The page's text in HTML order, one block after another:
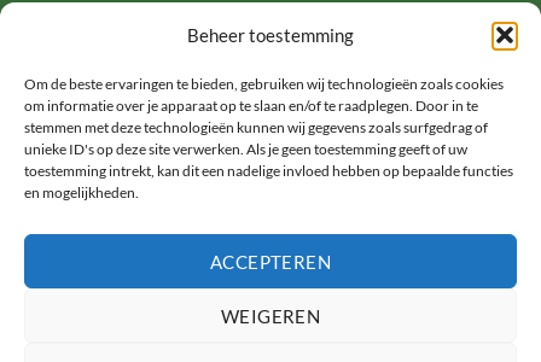
Beheer toestemming
Om de beste ervaringen te bieden, gebruiken wij technologieën zoals cookies
om informatie over je apparaat op te slaan en/of te raadplegen. Door in te
stemmen met deze technologieën kunnen wij gegevens zoals surfgedrag of
unieke ID's op deze site verwerken. Als je geen toestemming geeft of uw
toestemming intrekt, kan dit een nadelige invloed hebben op bepaalde functies
en mogelijkheden.
ACCEPTEREN
WEIGEREN
2026 Met Rianne